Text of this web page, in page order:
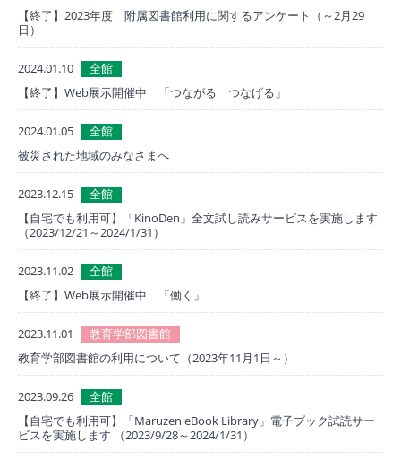
【終了】2023年度 附属図書館利用に関するアンケート（～2月29
日）
2024.01.10
全館
【終了】Web展示開催中 「つながる つなげる」
2024.01.05
全館
被災された地域のみなさまへ
2023.12.15
全館
【自宅でも利用可】「KinoDen」全文試し読みサービスを実施します
（2023/12/21～2024/1/31）
2023.11.02
全館
【終了】Web展示開催中 「働く」
2023.11.01
教育学部図書館
教育学部図書館の利用について（2023年11月1日～）
2023.09.26
全館
【自宅でも利用可】「Maruzen eBook Library」電子ブック試読サー
ビスを実施します （2023/9/28～2024/1/31）